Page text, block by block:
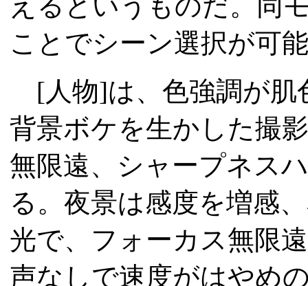
ことでシーン選択が可
[人物]は、色強調が肌
背景ボケを生かした撮
無限遠、シャープネス
る。夜景は感度を増感
光で、フォーカス無限
声なしで速度がはやめ